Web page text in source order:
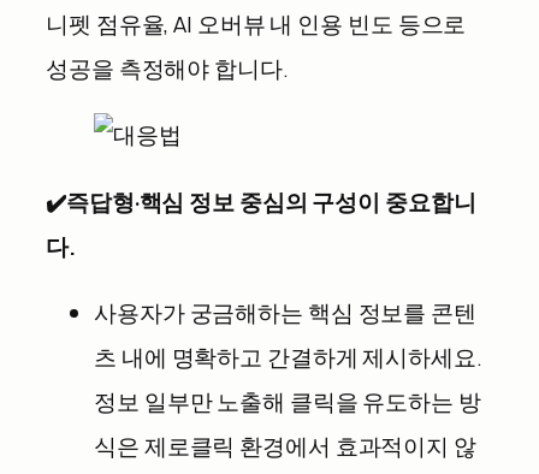
니펫 점유율, AI 오버뷰 내 인용 빈도 등으로
성공을 측정해야 합니다.
✔️즉답형·핵심 정보 중심의 구성이 중요합니
다.
사용자가 궁금해하는 핵심 정보를 콘텐
츠 내에 명확하고 간결하게 제시하세요.
정보 일부만 노출해 클릭을 유도하는 방
식은 제로클릭 환경에서 효과적이지 않